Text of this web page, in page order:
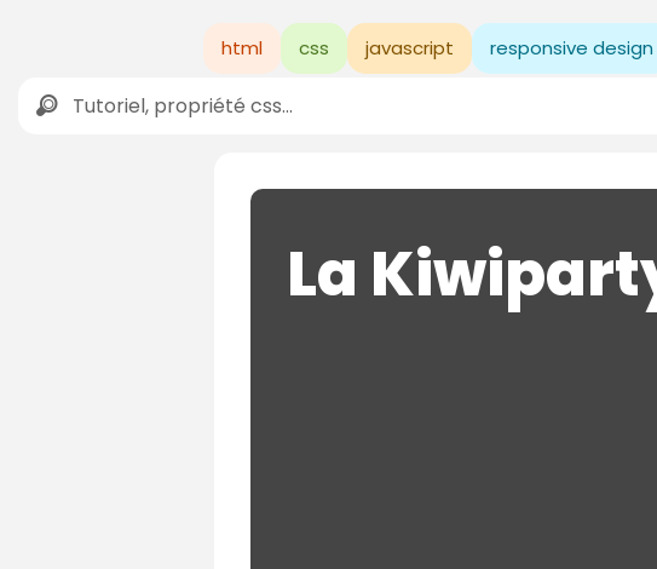
html css javascript responsive design
La